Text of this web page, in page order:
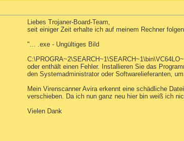
Liebes Trojaner-Board-Team,
seit einiger Zeit erhalte ich auf meinem Rechner
"... .exe - Ungültiges Bild
oder enthält einen Fehler. Installieren Sie das
den Systemadministrator oder Softwarelieferanten,
Mein Virenscanner Avira erkennt eine schädliche
verschieben. Da ich nun ganz neu hier bin weiß ich
Vielen Dank